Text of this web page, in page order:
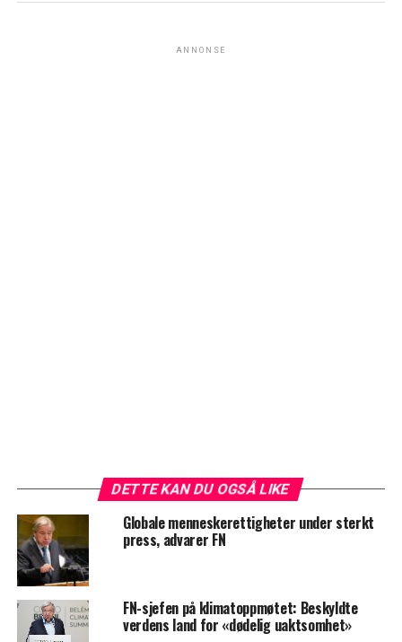
ANNONSE
DETTE KAN DU OGSÅ LIKE
Globale menneskerettigheter under sterkt
press, advarer FN
FN-sjefen på klimatoppmøtet: Beskyldte
verdens land for «dødelig uaktsomhet»